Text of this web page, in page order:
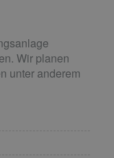
Wir planen
unter anderem